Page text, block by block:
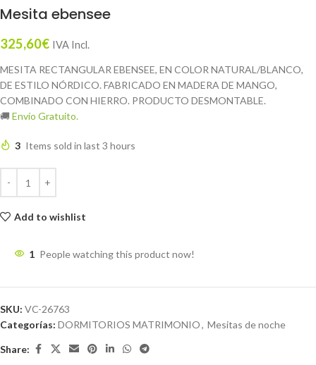
Mesita ebensee
325,60€ IVA Incl.
MESITA RECTANGULAR EBENSEE, EN COLOR NATURAL/BLANCO,
DE ESTILO NÓRDICO. FABRICADO EN MADERA DE MANGO,
COMBINADO CON HIERRO. PRODUCTO DESMONTABLE.
🚚 Envío Gratuito.
3 Items sold in last 3 hours
Add to wishlist
1 People watching this product now!
SKU: VC-26763
Categorías: DORMITORIOS MATRIMONIO, Mesitas de noche
Share: